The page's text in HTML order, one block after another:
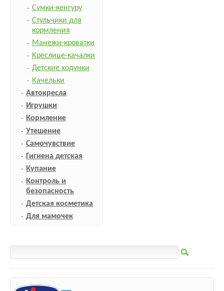
Сумки-кенгуру
Стульчики для
кормления
Манежи-кроватки
Креслице-качалки
Детские ходунки
Качельки
Автокресла
Игрушки
Кормление
Утешение
Самочувствие
Гигиена детская
Купание
Контроль и
безопасность
Детская косметика
Для мамочек